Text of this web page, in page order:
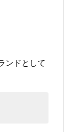
ンドとして